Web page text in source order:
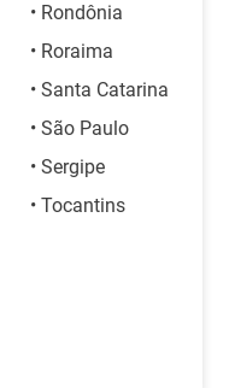
• Rondônia
• Roraima
• Santa Catarina
• São Paulo
• Sergipe
• Tocantins